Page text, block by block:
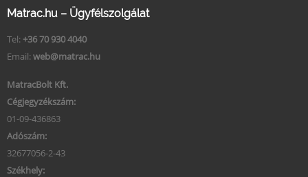
Matrac.hu – Ügyfélszolgálat
Tel: +36 70 930 4040
Email: web@matrac.hu
MatracBolt Kft.
Cégjegyzékszám:
01-09-436863
Adószám:
32677056-2-43
Székhely: